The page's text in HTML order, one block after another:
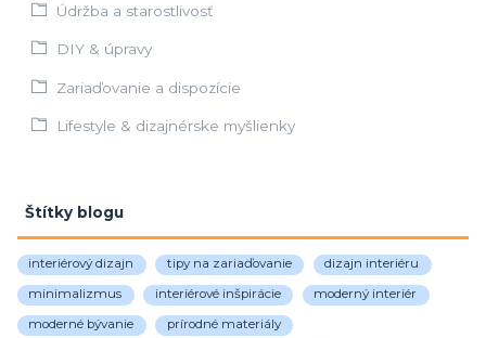
Údržba a starostlivosť
DIY & úpravy
Zariaďovanie a dispozície
Lifestyle & dizajnérske myšlienky
Štítky blogu
interiérový dizajn tipy na zariaďovanie dizajn interiéru
minimalizmus interiérové inšpirácie moderný interiér
moderné bývanie prírodné materiály